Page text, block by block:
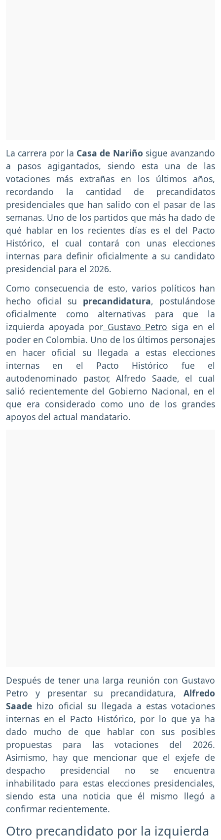
La carrera por la Casa de Nariño sigue avanzando
a pasos agigantados, siendo esta una de las
votaciones más extrañas en los últimos años,
recordando la cantidad de precandidatos
presidenciales que han salido con el pasar de las
semanas. Uno de los partidos que más ha dado de
qué hablar en los recientes días es el del Pacto
Histórico, el cual contará con unas elecciones
internas para definir oficialmente a su candidato
presidencial para el 2026.
Como consecuencia de esto, varios políticos han
hecho oficial su precandidatura, postulándose
oficialmente como alternativas para que la
izquierda apoyada porGustavo Petro siga en el
poder en Colombia. Uno de los últimos personajes
en hacer oficial su llegada a estas elecciones
internas en el Pacto Histórico fue el
autodenominado pastor, Alfredo Saade, el cual
salió recientemente del Gobierno Nacional, en el
que era considerado como uno de los grandes
apoyos del actual mandatario.
Después de tener una larga reunión con Gustavo
Petro y presentar su precandidatura, Alfredo
Saade hizo oficial su llegada a estas votaciones
internas en el Pacto Histórico, por lo que ya ha
dado mucho de que hablar con sus posibles
propuestas para las votaciones del 2026.
Asimismo, hay que mencionar que el exjefe de
despacho presidencial no se encuentra
inhabilitado para estas elecciones presidenciales,
siendo esta una noticia que él mismo llegó a
confirmar recientemente.
Otro precandidato por la izquierda